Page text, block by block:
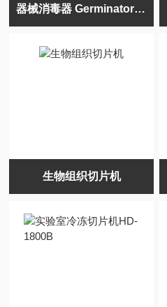
器械消毒器 Germinator灭菌器500
生物组织切片机